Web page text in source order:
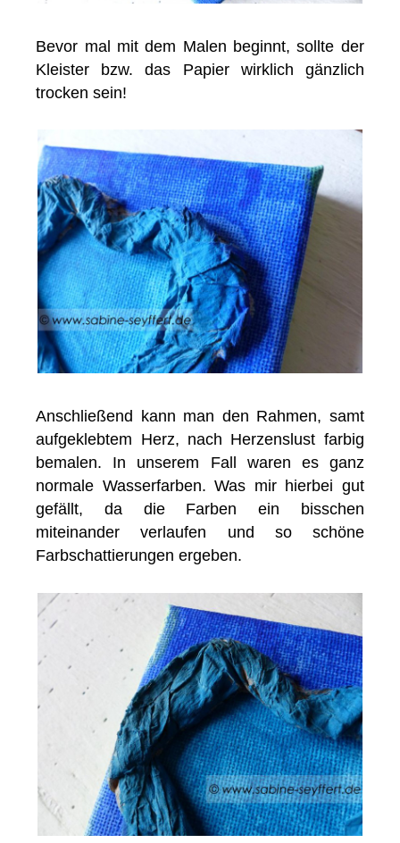
Bevor mal mit dem Malen beginnt, sollte der
Kleister bzw. das Papier wirklich gänzlich
trocken sein!
Anschließend kann man den Rahmen, samt
aufgeklebtem Herz, nach Herzenslust farbig
bemalen. In unserem Fall waren es ganz
normale Wasserfarben. Was mir hierbei gut
gefällt, da die Farben ein bisschen
miteinander verlaufen und so schöne
Farbschattierungen ergeben.